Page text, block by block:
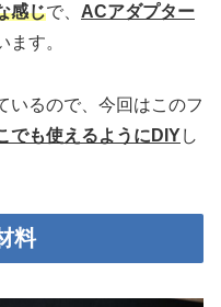
感じで、 ACアダプター
す。
いるので、今回はこのフ
でも使えるようにDIYし
料